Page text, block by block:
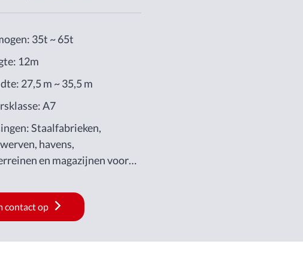
35t ~ 65t
12m
27,5 m ~ 35,5 m
A7
Staalfabrieken,
havens,
en magazijnen voor
constructiestaalprofielen en
materialen.
contact op